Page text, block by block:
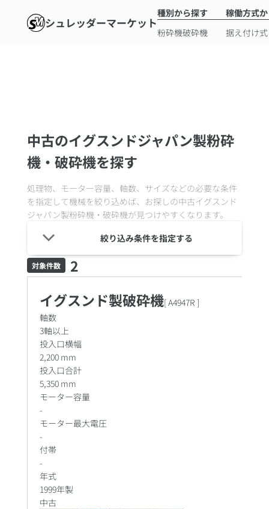
シュレッダーマーケット
種別から探す
粉砕機破砕機
稼働方式
据え付け式
中古のイグスンドジャパン製粉砕
機・破砕機を探す
処理物、モーター容量、軸数、サイズなどの必要な条件
を指定して機械を絞り込めば、お探しの中古イグスンド
ジャパン製粉砕機・破砕機が見つけやすくなります。
絞り込み条件を指定する
対象件数
2
イグスンド製破砕機[A4947R ]
軸数
3軸以上
投入口横幅
2,200 mm
投入口合計
5,350 mm
モーター容量
-
モーター最大電圧
-
付帯
-
年式
1999年製
中古